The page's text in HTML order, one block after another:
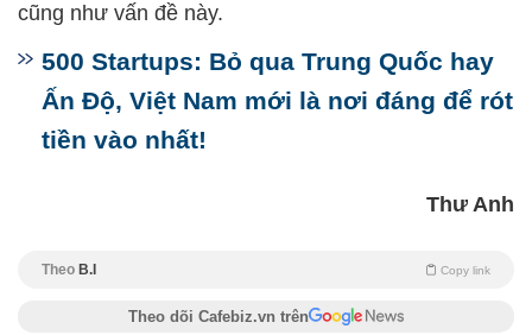
cũng như vấn đề này.
500 Startups: Bỏ qua Trung Quốc hay
Ấn Độ, Việt Nam mới là nơi đáng để rót
tiền vào nhất!
Thư Anh
Theo B.I Copy link
Theo dõi Cafebiz.vn trên